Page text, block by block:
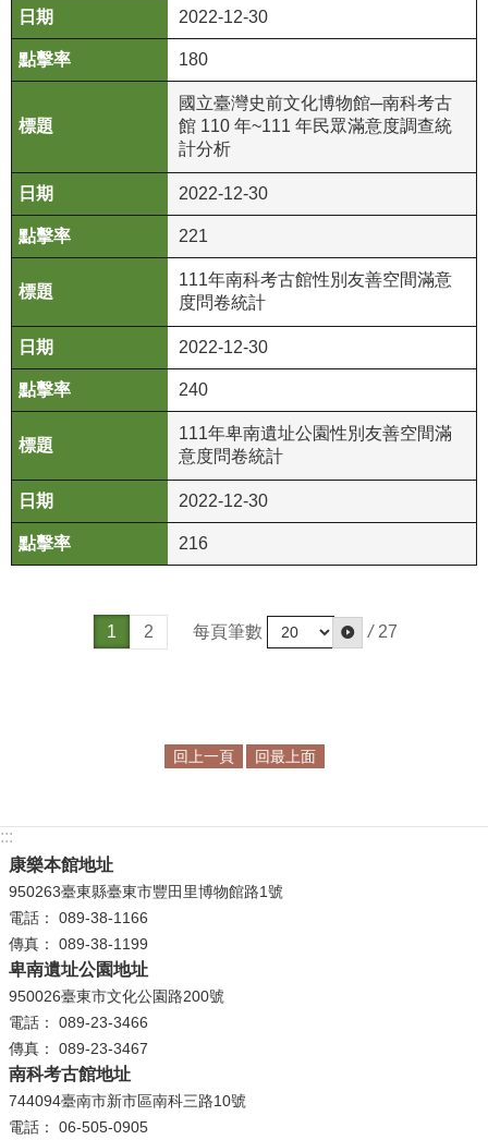
2022-12-30
180
國立臺灣史前文化博物館─南科考古
館 110 年~111 年民眾滿意度調查統
計分析
2022-12-30
221
111年南科考古館性別友善空間滿意
度問卷統計
2022-12-30
240
111年卑南遺址公園性別友善空間滿
意度問卷統計
2022-12-30
216
1 2 每頁筆數 / 27
回上一頁 回最上面
:::
康樂本館地址
950263臺東縣臺東市豐田里博物館路1號
電話： 089-38-1166
傳真： 089-38-1199
卑南遺址公園地址
950026臺東市文化公園路200號
電話： 089-23-3466
傳真： 089-23-3467
南科考古館地址
744094臺南市新市區南科三路10號
電話： 06-505-0905